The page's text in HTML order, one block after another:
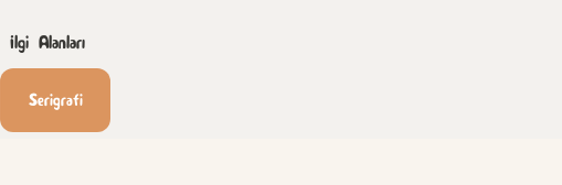
İlgi Alanları
Serigrafi